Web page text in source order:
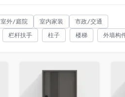
室外/庭院 室内家装 市政/交通
栏杆扶手 柱子 楼梯 外墙构
收藏